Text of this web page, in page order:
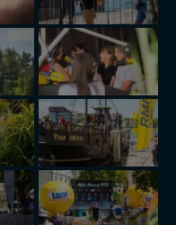
Twoje dane są u
co do naszych
zgodę. Więcej
Prywatności.
DO SERWISU
Twoich danych.
nie udostępnia
oraz osobom
przekazanie
(przekazanie
przekazanie danych
nocleg, czartery,